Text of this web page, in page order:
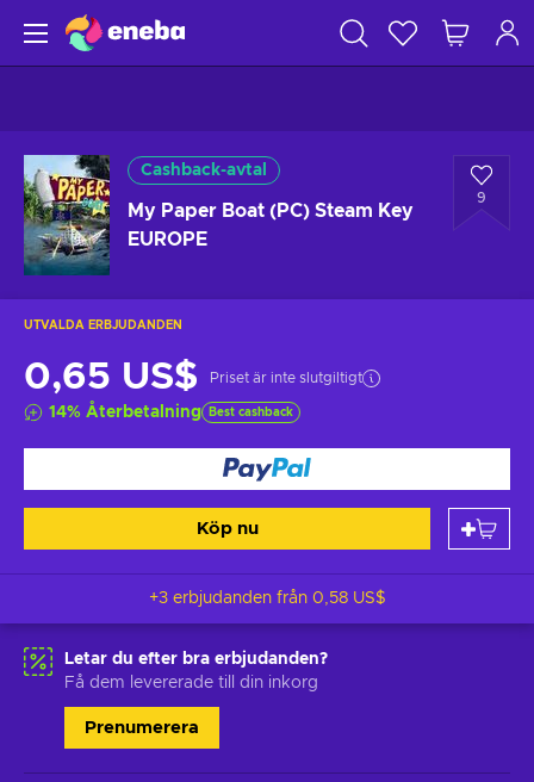
Cashback-avtal
My Paper Boat (PC) Steam Key
EUROPE
9
UTVALDA ERBJUDANDEN
0,65 US$ Priset är inte slutgiltigt
14% Återbetalning Best cashback
Köp nu
+3 erbjudanden från 0,58 US$
Letar du efter bra erbjudanden?
Få dem levererade till din inkorg
Prenumerera